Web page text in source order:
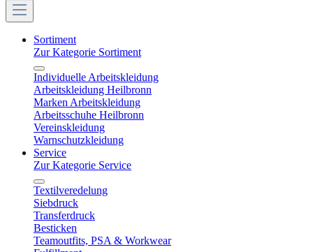
Sortiment
Zur Kategorie Sortiment
Individuelle Arbeitskleidung
Arbeitskleidung Heilbronn
Marken Arbeitskleidung
Arbeitsschuhe Heilbronn
Vereinskleidung
Warnschutzkleidung
Service
Zur Kategorie Service
Textilveredelung
Siebdruck
Transferdruck
Besticken
Teamoutfits, PSA & Workwear